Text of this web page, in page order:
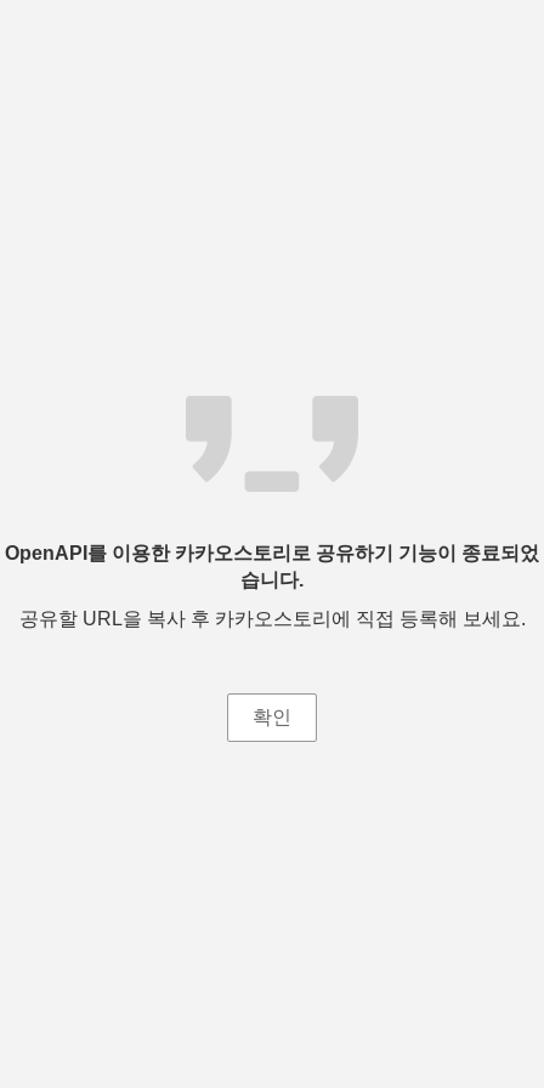
OpenAPI를 이용한 카카오스토리로 공유하기 기능이 종료되었
습니다.
공유할 URL을 복사 후 카카오스토리에 직접 등록해 보세요.
확인